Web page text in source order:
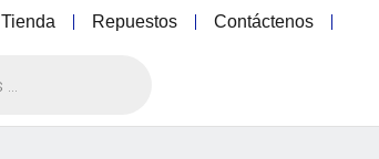
Tienda Repuestos Contáctenos